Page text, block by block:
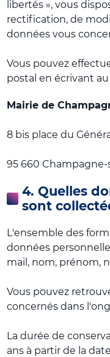
libertés », vous
rectification, de
données vous
Vous pouvez
postal en écrivant au
Mairie de
8 bis place du
95 660 Champagne-
4. Quelles
sont
L'ensemble des
données
mail, nom, prénom,
Vous pouvez
concernés dans
La durée de
ans à partir de la